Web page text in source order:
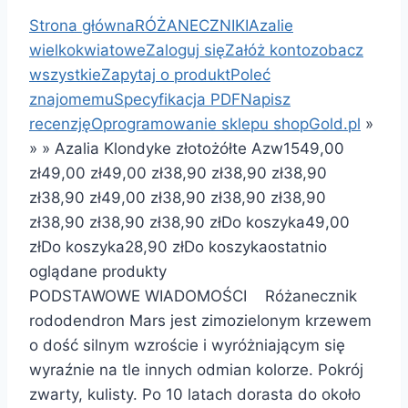
Strona głównaRÓŻANECZNIKIAzalie
wielkokwiatoweZaloguj sięZałóż kontozobacz
wszystkieZapytaj o produktPoleć
znajomemuSpecyfikacja PDFNapisz
recenzjęOprogramowanie sklepu shopGold.pl »
» » Azalia Klondyke złotożółte Azw1549,00
zł49,00 zł49,00 zł38,90 zł38,90 zł38,90
zł38,90 zł49,00 zł38,90 zł38,90 zł38,90
zł38,90 zł38,90 zł38,90 złDo koszyka49,00
złDo koszyka28,90 złDo koszykaostatnio
oglądane produkty
PODSTAWOWE WIADOMOŚCI Różanecznik
rododendron Mars jest zimozielonym krzewem
o dość silnym wzroście i wyróżniającym się
wyraźnie na tle innych odmian kolorze. Pokrój
zwarty, kulisty. Po 10 latach dorasta do około